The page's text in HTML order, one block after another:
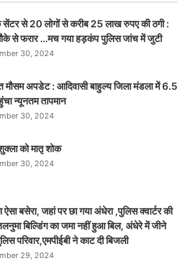
सेंटर से 20 लोगों से करीब 25 लाख रुपए की ठगी :
से फरार …मच गया हड़कंप पुलिस जांच में जुटी
30, 2024
मौसम अपडेट : आदिवासी बाहुल्य जिला मंडला में 6.5
न्यूनतम तापमान
30, 2024
को मातृ शोक
30, 2024
ऐसा बसेरा, जहां पर छा गया अंधेरा ,पुलिस क्वार्टर की
बिल्डिंग का जमा नहीं हुआ बिल, अंधेरे में जीने
परिवार,एमपीईबी ने काट दी बिजली
29, 2024